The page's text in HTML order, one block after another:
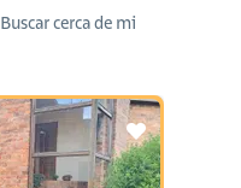
Buscar cerca de mi